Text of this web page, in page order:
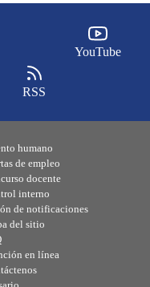
YouTube
RSS
humano
de empleo
docente
interno
de notificaciones
del sitio
en línea